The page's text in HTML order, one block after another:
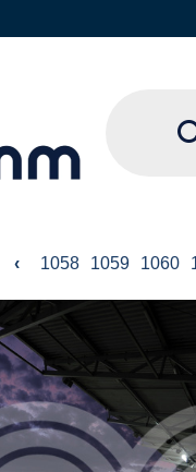
‹ 1058 1059 1060